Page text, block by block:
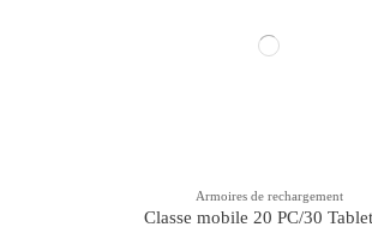
Armoires de rechargement
Classe mobile 20 PC/30